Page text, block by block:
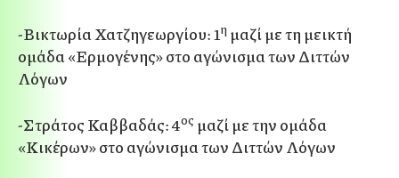
-Βικτωρία Χατζηγεωργίου: 1η μαζί με τη μεικτή
ομάδα «Ερμογένης» στο αγώνισμα των Διττών
Λόγων
-Στράτος Καββαδάς: 4ος μαζί με την ομάδα
«Κικέρων» στο αγώνισμα των Διττών Λόγων